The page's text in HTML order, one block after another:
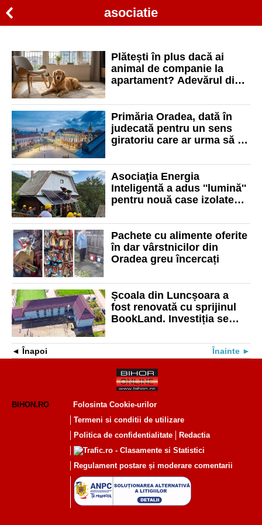
asociatie
Plătești în plus dacă ai
animal de companie la
apartament? Adevărul din
Primăria Oradea, dată în
judecată pentru un sens
giratoriu care ar urma să fie
reclamanții
Asociaţia Energia
Inteligentă a adus ''lumină''
pentru nouă case izolate
Pachete cu alimente oferite
în dar vârstnicilor din
Oradea greu încercați
Școala din Luncșoara a
fost renovată cu sprijinul
BookLand. Investiția se
Înapoi Înainte
BIHON.RO
Folosinta Cookie-urilor
Termeni si conditii de utilizare
Politica de confidentialitate
Redactia
Regulament postare și moderare comentarii